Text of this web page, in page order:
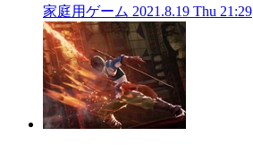
家庭用ゲーム 2021.8.19 Thu 21:29